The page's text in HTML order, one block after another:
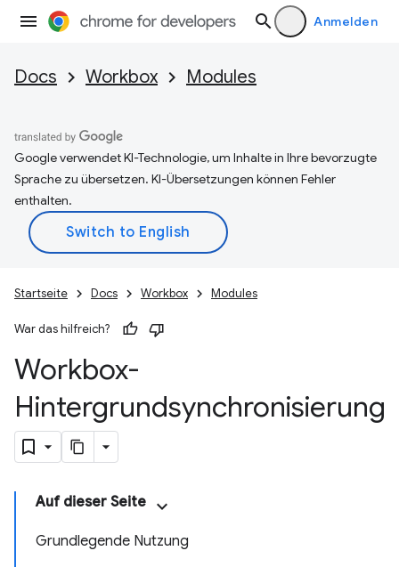
Anmelden
Docs Workbox Modules
Google verwendet KI-Technologie, um Inhalte in Ihre bevorzugte
Sprache zu übersetzen. KI-Übersetzungen können Fehler
enthalten.
Startseite Docs Workbox Modules
War das hilfreich?
Workbox-
Hintergrundsynchronisierung
Auf dieser Seite
Grundlegende Nutzung